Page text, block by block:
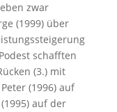
zwar
(1999) über
schafften
(3.) mit
(1996) auf
auf der